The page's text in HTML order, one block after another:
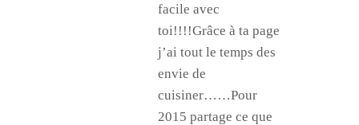
facile avec
toi!!!!Grâce à ta page
j’ai tout le temps des
envie de
cuisiner……Pour
2015 partage ce que